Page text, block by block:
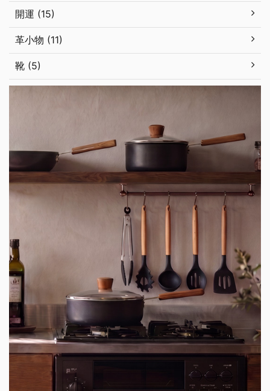
開運 (15)
革小物 (11)
靴 (5)